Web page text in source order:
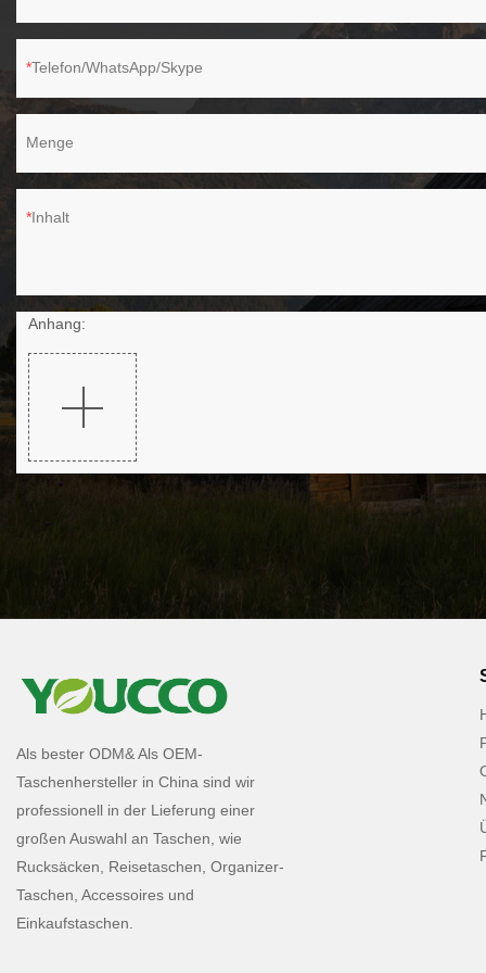
Telefon/WhatsApp/Skype
Menge
Inhalt
Anhang:
Als bester ODM& Als OEM-
Taschenhersteller in China sind wir
professionell in der Lieferung einer
großen Auswahl an Taschen, wie
Rucksäcken, Reisetaschen, Organizer-
Taschen, Accessoires und
Einkaufstaschen.